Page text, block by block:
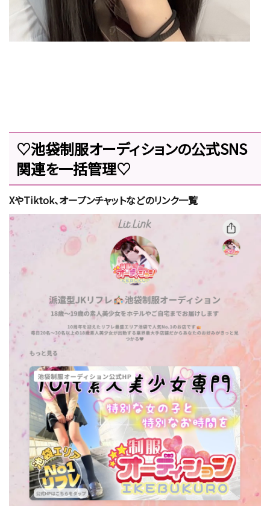
♡池袋制服オーディションの公式SNS
関連を一括管理♡
XやTiktok、オープンチャットなどのリンク一覧